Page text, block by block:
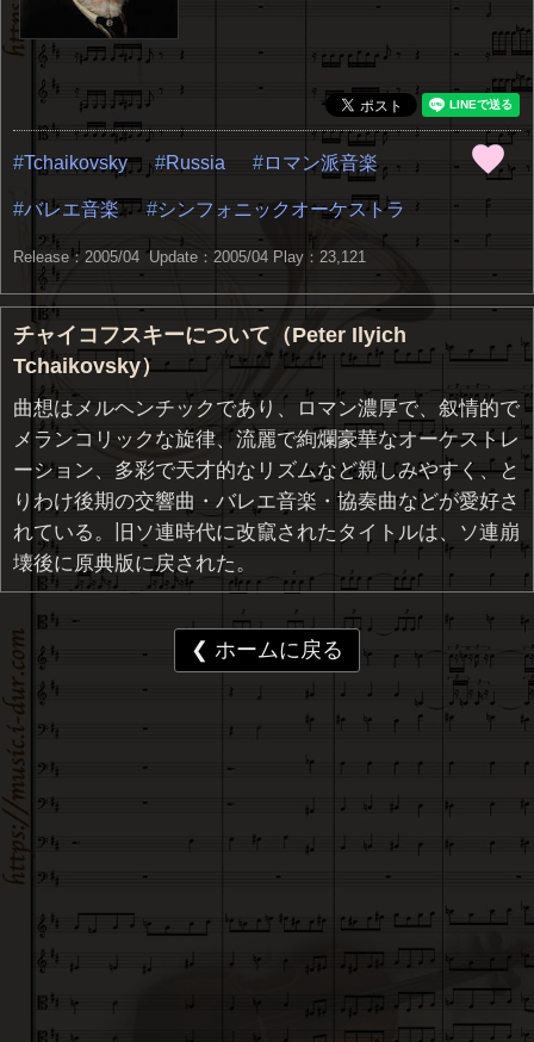
Tchaikovsky Russia ロマン派音楽
バレエ音楽 シンフォニックオーケストラ
Release：2005/04 Update：2005/04 Play：23,121
チャイコフスキーについて（Peter Ilyich
Tchaikovsky）
曲想はメルヘンチックであり、ロマン濃厚で、叙情的で
メランコリックな旋律、流麗で絢爛豪華なオーケストレ
ーション、多彩で天才的なリズムなど親しみやすく、と
りわけ後期の交響曲・バレエ音楽・協奏曲などが愛好さ
れている。旧ソ連時代に改竄されたタイトルは、ソ連崩
壊後に原典版に戻された。
❮ ホームに戻る